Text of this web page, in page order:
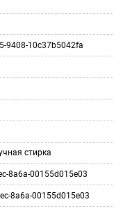
9408-10c37b5042fa
стирка
8a6a-00155d015e03
8a6a-00155d015e03